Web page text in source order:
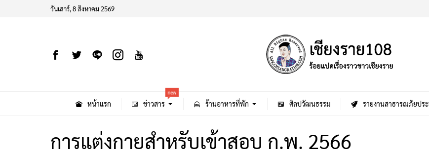
วันเสาร์, 8 สิงหาคม 2569
หน้าแรก ข่าวสาร
new
ร้านอาหารที่พัก ศิลปวัฒนธรรม รายงานสาธารณภัยปร
การแต่งกายสำหรับเข้าสอบ ก.พ. 2566